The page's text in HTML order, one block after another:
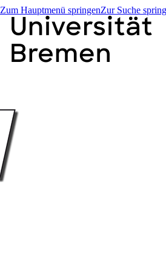
Zum Hauptmenü springenZur Suche